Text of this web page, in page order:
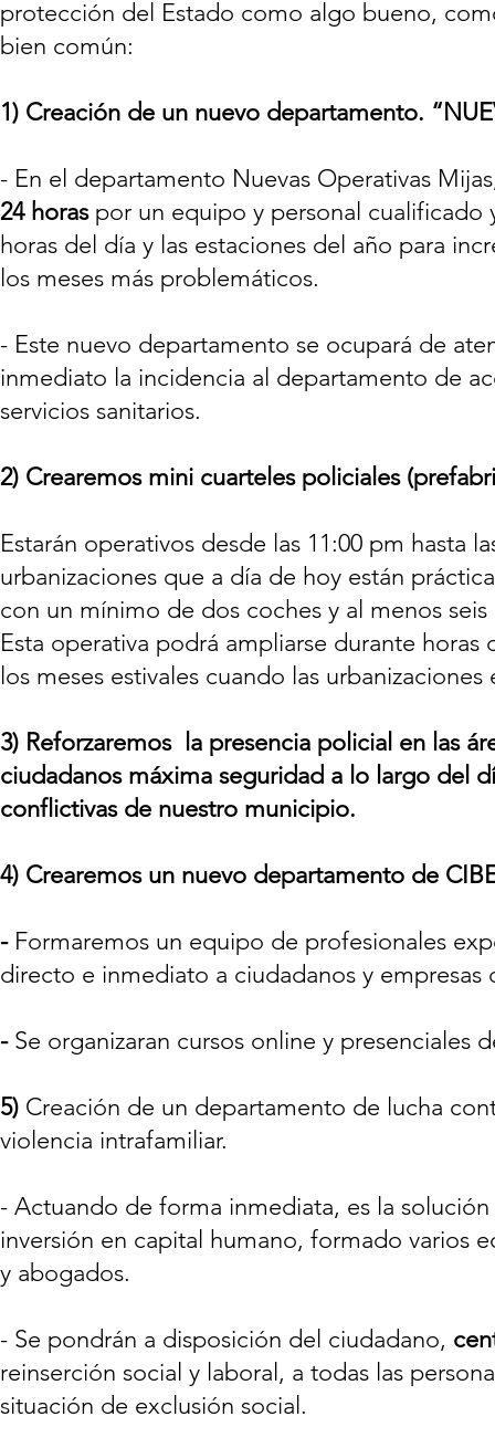
protección del Estado como algo bueno,
bien común:
1) Creación de un nuevo departamento.
- En el departamento Nuevas Operativas
24 horaspor un equipo y personal cualificado
horas del día y las estaciones del año para
los meses más problemáticos.
- Este nuevo departamento se ocupará de
inmediato la incidencia al departamento de
servicios sanitarios.
2) Crearemos mini cuarteles policiales
Estarán operativos desde las 11:00 pm hasta
urbanizaciones que a día de hoy están
con un mínimo de dos coches y al menos
Esta operativa podrá ampliarse durante
los meses estivales cuando las
3) Reforzaremos la presencia policial en las
ciudadanos máxima seguridad a lo largo del
conflictivas de nuestro municipio.
4) Crearemos un nuevo departamento de
-Formaremos un equipo de profesionales
directo e inmediato a ciudadanos y
- Se organizaran cursos online y
5) Creación de un departamento de lucha
violencia intrafamiliar.
- Actuando de forma inmediata, es la
inversión en capital humano, formado varios
y abogados.
- Se pondrán a disposición del ciudadano,
reinserción social y laboral, a todas las
situación de exclusión social.